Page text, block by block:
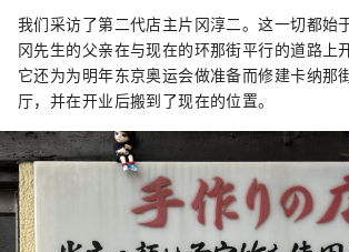
我们采访了第二代店主片冈淳二。这一切都始
冈先生的父亲在与现在的环那街平行的道路上
它还为为明年东京奥运会做准备而修建卡纳那
厅，并在开业后搬到了现在的位置。